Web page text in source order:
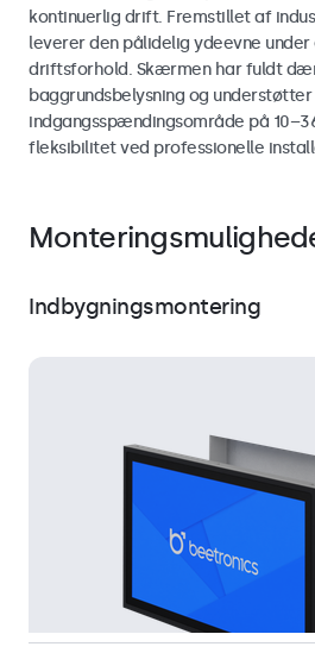
kontinuerlig drift. Fremstillet af
leverer den pålidelig ydeevne
driftsforhold. Skærmen har fuldt
baggrundsbelysning og
indgangsspændingsområde på
fleksibilitet ved professionelle
Indbygningsmontering